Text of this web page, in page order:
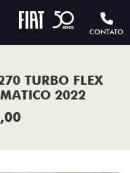
CONTATO
TURBO FLEX
2022